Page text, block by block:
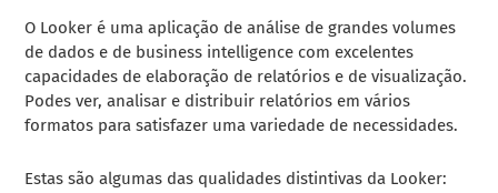
O Looker é uma aplicação de análise de grandes volumes
de dados e de business intelligence com excelentes
capacidades de elaboração de relatórios e de visualização.
Podes ver, analisar e distribuir relatórios em vários
formatos para satisfazer uma variedade de necessidades.
Estas são algumas das qualidades distintivas da Looker: